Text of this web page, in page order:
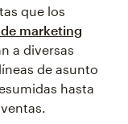
que los
marketing
a diversas
de asunto
hasta